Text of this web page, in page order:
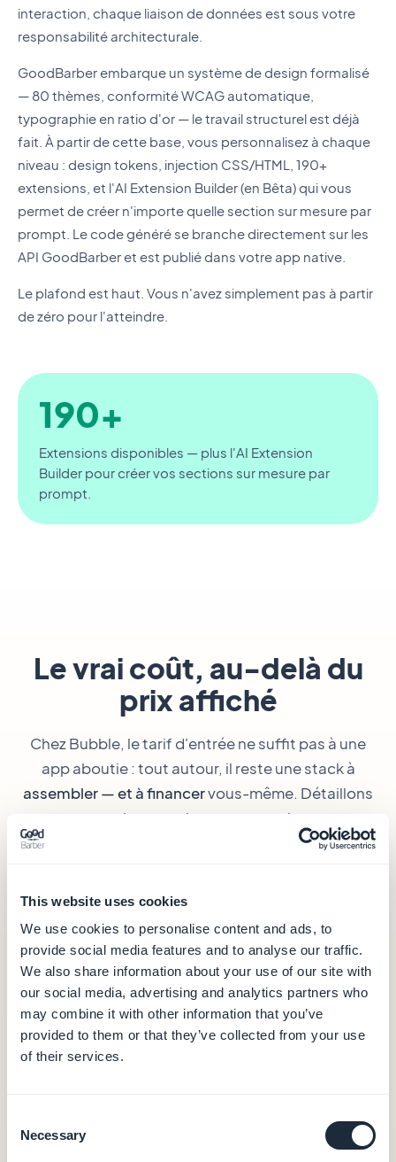
This website uses cookies
We use cookies to personalise content and ads, to
provide social media features and to analyse our traffic.
We also share information about your use of our site with
our social media, advertising and analytics partners who
may combine it with other information that you’ve
provided to them or that they’ve collected from your use
of their services.
Selection
Necessary
interaction, chaque liaison de données est sous votre
responsabilité architecturale.
GoodBarber embarque un système de design formalisé
— 80 thèmes, conformité WCAG automatique,
typographie en ratio d'or — le travail structurel est déjà
fait. À partir de cette base, vous personnalisez à chaque
niveau : design tokens, injection CSS/HTML, 190+
extensions, et l'AI Extension Builder (en Bêta) qui vous
permet de créer n'importe quelle section sur mesure par
prompt. Le code généré se branche directement sur les
API GoodBarber et est publié dans votre app native.
Le plafond est haut. Vous n'avez simplement pas à partir
de zéro pour l'atteindre.
190+
Extensions disponibles — plus l'AI Extension
Builder pour créer vos sections sur mesure par
prompt.
Le vrai coût, au-delà du
prix affiché
Chez Bubble, le tarif d'entrée ne suffit pas à une
app aboutie : tout autour, il reste une stack à
assembler — et à financervous-même. Détaillons
ce que chaque prix recouvre vraiment.
GoodBarber — dès 30 €/mois
30 €/mois (facturation annuelle)
Hébergement et base de données (données
en Europe)
CMS et back-office
Notifications push (10 000/mois)
commerce